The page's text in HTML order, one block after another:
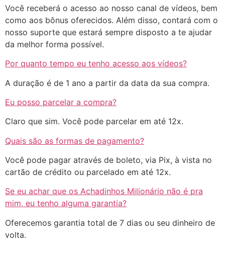
Você receberá o acesso ao nosso canal de vídeos, bem
como aos bônus oferecidos. Além disso, contará com o
nosso suporte que estará sempre disposto a te ajudar
da melhor forma possível.
Por quanto tempo eu tenho acesso aos vídeos?
A duração é de 1 ano a partir da data da sua compra.
Eu posso parcelar a compra?
Claro que sim. Você pode parcelar em até 12x.
Quais são as formas de pagamento?
Você pode pagar através de boleto, via Pix, à vista no
cartão de crédito ou parcelado em até 12x.
Se eu achar que os Achadinhos Milionário não é pra
mim, eu tenho alguma garantia?
Oferecemos garantia total de 7 dias ou seu dinheiro de
volta.